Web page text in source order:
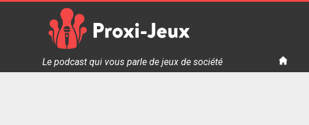
Proxi Jeux - Le podcast qui vous parle de jeux de société
Le podcast qui vous parle de jeux de société